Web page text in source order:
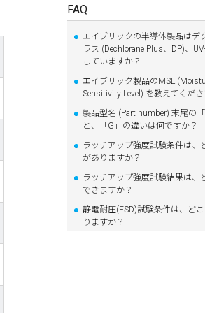
FAQ
エイブリックの半導体製品はデ
ラス (Dechlorane Plus、DP)、
していますか？
エイブリック製品のMSL
Sensitivity Level) を教えてくださ
製品型名 (Part number) 末尾の「
と、「G」の違いは何ですか？
ラッチアップ強度試験条件は、
がありますか？
ラッチアップ強度試験結果は、
できますか？
静電耐圧(ESD)試験条件は、ど
りますか？